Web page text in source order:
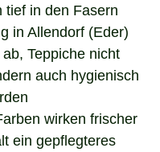
tief in den Fasern
in Allendorf (Eder)
Teppiche nicht
auch hygienisch
wirken frischer
ein gepflegteres